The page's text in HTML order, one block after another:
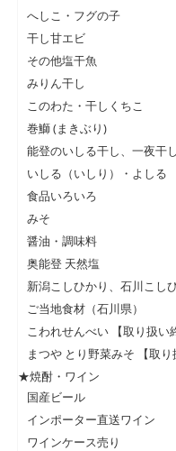
へしこ・フグの子
干し甘エビ
その他塩干魚
みりん干し
このわた・干しくちこ
巻鰤 (まきぶり)
能登のいしる干し、一夜干し
いしる（いしり）・よしる
食品いろいろ
みそ
醤油・調味料
奥能登 天然塩
新潟こしひかり、石川こし
ご当地食材（石川県）
こわれせんべい 【取り扱い
まつや とり野菜みそ 【取り
★焼酎・ワイン
国産ビール
インポーター直送ワイン
ワインケース売り